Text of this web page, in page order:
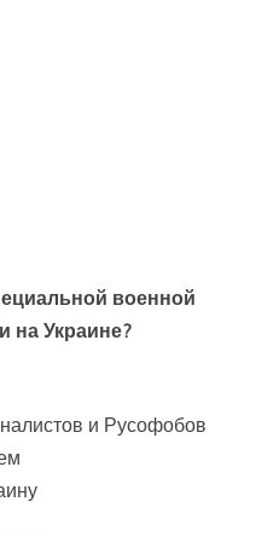
военной
на Украине?
и Русофобов